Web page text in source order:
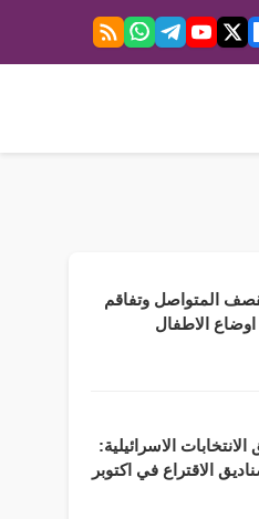
المتواصل وتفاقم
الاطفال
الاسرائيلية:
الاقتراع في اكتوبر